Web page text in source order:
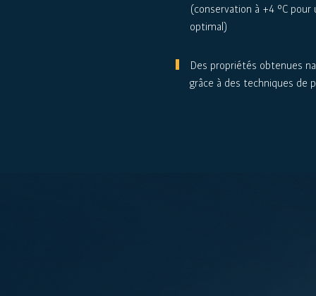
(conservation à +4 °C
optimal)
Des propriétés obtenues
grâce à des techniques de